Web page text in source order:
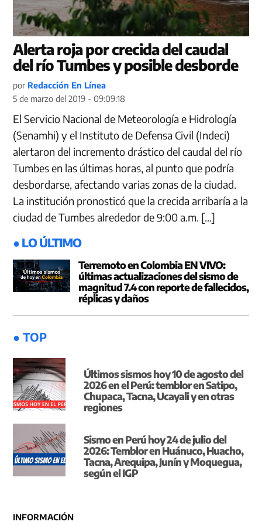
Alerta roja por crecida del caudal
del río Tumbes y posible desborde
por Redacción En Línea
5 de marzo del 2019 - 09:09:18
El Servicio Nacional de Meteorología e Hidrología
(Senamhi) y el Instituto de Defensa Civil (Indeci)
alertaron del incremento drástico del caudal del río
Tumbes en las últimas horas, al punto que podría
desbordarse, afectando varias zonas de la ciudad.
La institución pronosticó que la crecida arribaría a la
ciudad de Tumbes alrededor de 9:00 a.m. […]
● LO ÚLTIMO
Terremoto en Colombia EN VIVO:
últimas actualizaciones del sismo de
magnitud 7.4 con reporte de fallecidos,
réplicas y daños
● TOP
Últimos sismos hoy 10 de agosto del
2026 en el Perú: temblor en Satipo,
Chupaca, Tacna, Ucayali y en otras
regiones
Sismo en Perú hoy 24 de julio del
2026: Temblor en Huánuco, Huacho,
Tacna, Arequipa, Junín y Moquegua,
según el IGP
INFORMACIÓN